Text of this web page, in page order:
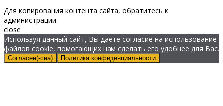
Для копирования контента сайта, обратитесь к
администрации.
close
Используя данный сайт, Вы даёте согласие на использование
файлов cookie, помогающих нам сделать его удобнее для Вас.
Согласен(-сна) Политика конфиденциальности